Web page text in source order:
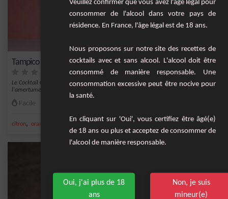
Tampico : Cocktail Campari Cointreau Tonic
Le Cocktail Campari Cointreau Tonic est une boisson vivifiante qui combine
l'amertume d...
Facile
citron, orange tonic
Veuillez confirmer que vous avez l'âge légal pour
consommer de l'alcool dans votre pays de
résidence. En France, l'âge légal est de 18 ans.
Nous proposons sur notre site des recettes de
cocktails avec et sans alcool. L'alcool doit être
consommé de manière responsable. Une
consommation excessive peut être nocive pour
la santé.
En cliquant sur 'Oui', vous certifiez être âgé(e)
de 18 ans ou plus et acceptez de consommer de
l'alcool de manière responsable.
Oui, j'ai plus de 18
ans
Non, je suis
mineur(e)